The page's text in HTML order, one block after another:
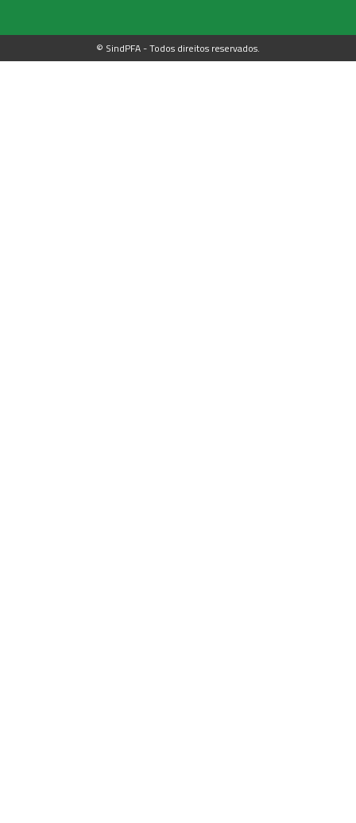
© SindPFA - Todos direitos reservados.